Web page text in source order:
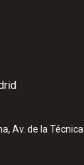
Av. de la Técnica